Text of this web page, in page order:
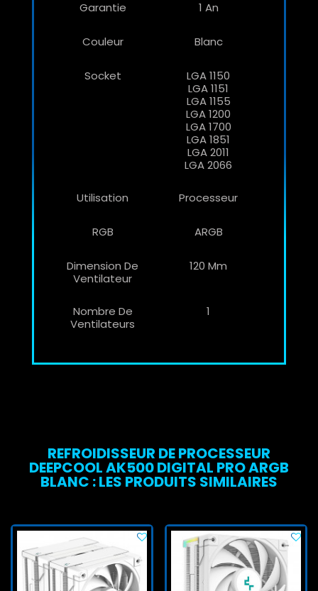
Garantie 1 An
Couleur Blanc
Socket
LGA 1150
LGA 1151
LGA 1155
LGA 1200
LGA 1700
LGA 1851
LGA 2011
LGA 2066
Utilisation Processeur
RGB ARGB
Dimension De
Ventilateur
120 Mm
Nombre De
Ventilateurs
1
REFROIDISSEUR DE PROCESSEUR
DEEPCOOL AK500 DIGITAL PRO ARGB
BLANC : LES PRODUITS SIMILAIRES